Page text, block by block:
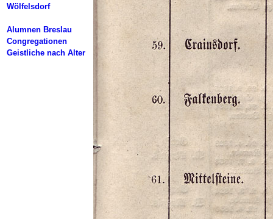
Wölfelsdorf
Alumnen Breslau
Congregationen
Geistliche nach Alter